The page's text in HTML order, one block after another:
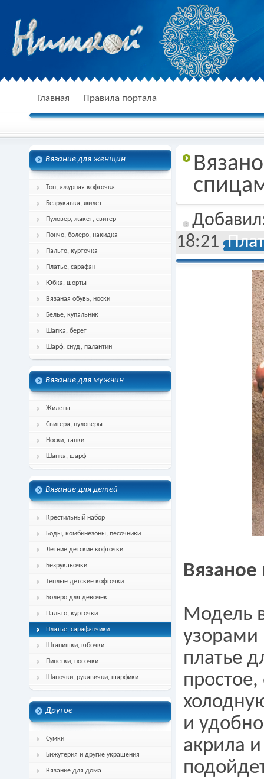
спицами, схема и описание
Главная Правила портала
Вязание для женщин
Топ, ажурная кофточка
Безрукавка, жилет
Пуловер, жакет, свитер
Пончо, болеро, накидка
Пальто, курточка
Платье, сарафан
Юбка, шорты
Вязаная обувь, носки
Белье, купальник
Шапка, берет
Шарф, снуд, палантин
Вязание для мужчин
Жилеты
Свитера, пуловеры
Носки, тапки
Шапка, шарф
Вязание для детей
Крестильный набор
Боды, комбинезоны, песочники
Летние детские кофточки
Безрукавочки
Теплые детские кофточки
Болеро для девочек
Пальто, курточки
Платье, сарафанчики
Штанишки, юбочки
Пинетки, носочки
Шапочки, рукавички, шарфики
Другое
Сумки
Бижутерия и другие украшения
Вязание для дома
18:21
Вязаное
Модель
узорами
платье
и
акрила